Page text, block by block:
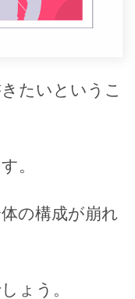
たいというこ
。
の構成が崩れ
ょう。